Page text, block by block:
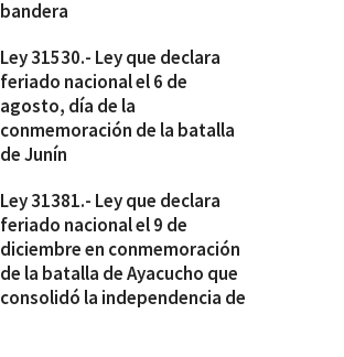
bandera
Ley 31530.- Ley que declara
feriado nacional el 6 de
agosto, día de la
conmemoración de la batalla
de Junín
Ley 31381.- Ley que declara
feriado nacional el 9 de
diciembre en conmemoración
de la batalla de Ayacucho que
consolidó la independencia de